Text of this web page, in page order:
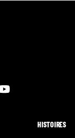
HISTOIRES